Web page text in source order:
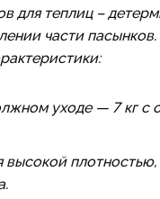
для теплиц –
части
уходе — 7 кг с